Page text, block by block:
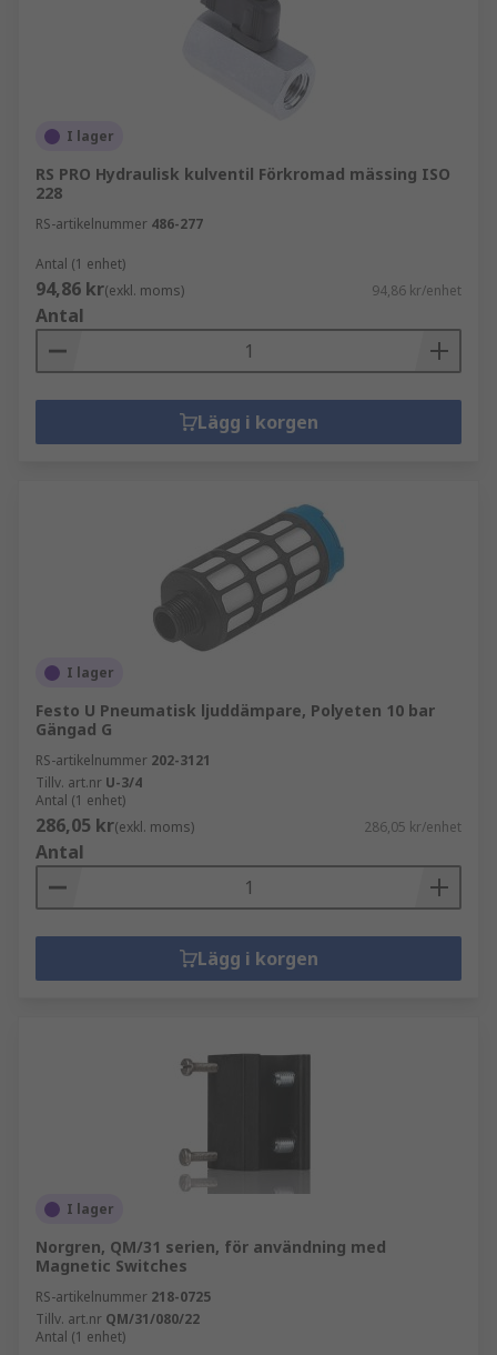
I lager
RS PRO Hydraulisk kulventil Förkromad mässing ISO
228
RS-artikelnummer 486-277
Antal (1 enhet)
94,86 kr(exkl. moms) 94,86 kr/enhet
Antal
Lägg i korgen
I lager
Festo U Pneumatisk ljuddämpare, Polyeten 10 bar
Gängad G
RS-artikelnummer 202-3121
Tillv. art.nr U-3/4
Antal (1 enhet)
286,05 kr(exkl. moms) 286,05 kr/enhet
Antal
Lägg i korgen
I lager
Norgren, QM/31 serien, för användning med
Magnetic Switches
RS-artikelnummer 218-0725
Tillv. art.nr QM/31/080/22
Antal (1 enhet)